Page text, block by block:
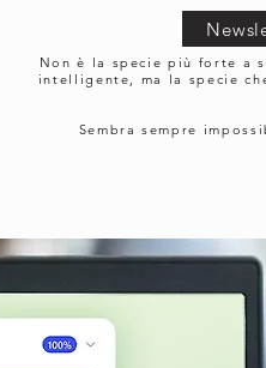
Non è la specie più forte a
intelligente, ma la specie
Sembra sempre